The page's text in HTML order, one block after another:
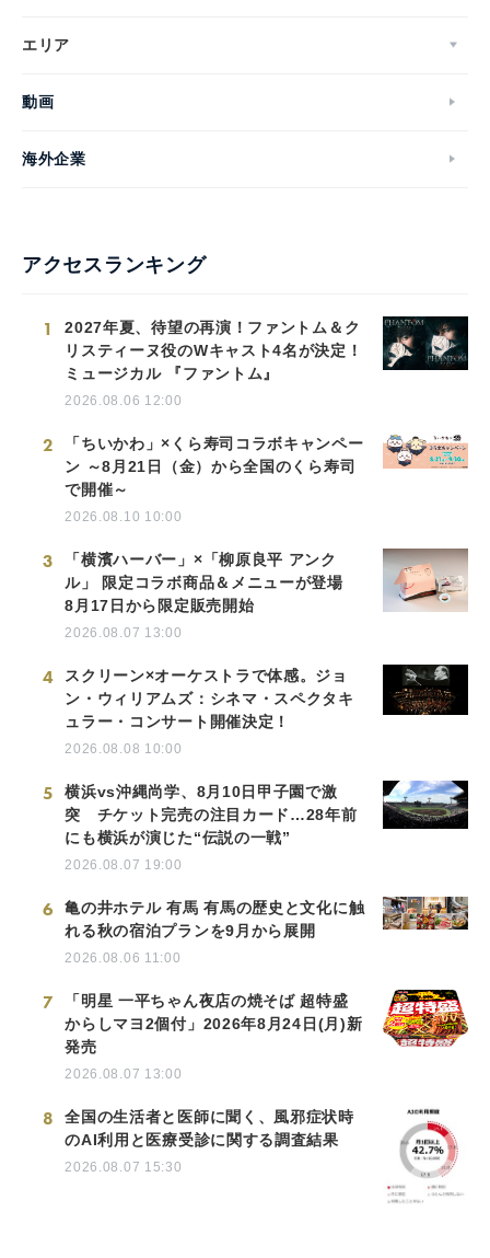
エリア
動画
海外企業
アクセスランキング
1
2027年夏、待望の再演！ファントム＆ク
リスティーヌ役のWキャスト4名が決定！
ミュージカル 『ファントム』
2026.08.06 12:00
2
「ちいかわ」×くら寿司コラボキャンペー
ン ～8月21日（金）から全国のくら寿司
で開催～
2026.08.10 10:00
3
「横濱ハーバー」×「柳原良平 アンク
ル」 限定コラボ商品＆メニューが登場
8月17日から限定販売開始
2026.08.07 13:00
4
スクリーン×オーケストラで体感。ジョ
ン・ウィリアムズ：シネマ・スペクタキ
ュラー・コンサート開催決定！
2026.08.08 10:00
5
横浜vs沖縄尚学、8月10日甲子園で激
突 チケット完売の注目カード…28年前
にも横浜が演じた“伝説の一戦”
2026.08.07 19:00
6
亀の井ホテル 有馬 有馬の歴史と文化に触
れる秋の宿泊プランを9月から展開
2026.08.06 11:00
7
「明星 一平ちゃん夜店の焼そば 超特盛
からしマヨ2個付」2026年8月24日(月)新
発売
2026.08.07 13:00
8
全国の生活者と医師に聞く、風邪症状時
のAI利用と医療受診に関する調査結果
2026.08.07 15:30